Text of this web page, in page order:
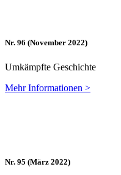
Nr. 96 (No­vem­ber 2022)
Um­kämpf­te Geschichte
Mehr In­for­ma­tio­nen >
Nr. 95 (März 2022)